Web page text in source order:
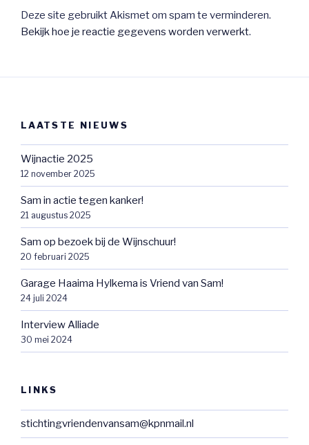
Deze site gebruikt Akismet om spam te verminderen.
Bekijk hoe je reactie gegevens worden verwerkt.
LAATSTE NIEUWS
Wijnactie 2025
12 november 2025
Sam in actie tegen kanker!
21 augustus 2025
Sam op bezoek bij de Wijnschuur!
20 februari 2025
Garage Haaima Hylkema is Vriend van Sam!
24 juli 2024
Interview Alliade
30 mei 2024
LINKS
stichtingvriendenvansam@kpnmail.nl